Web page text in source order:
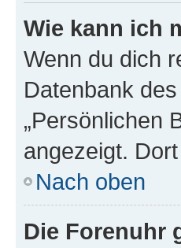
Wie kann ich
Wenn du dich
Datenbank
„Persönlichen
angezeigt.
Nach oben
Die Forenuhr